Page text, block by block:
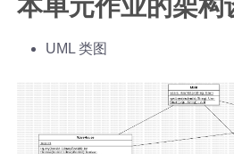
本单元作业的架构
UML 类图